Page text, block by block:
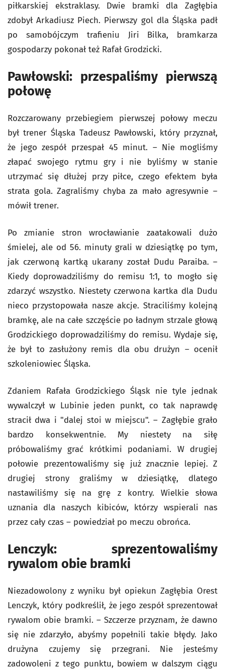
piłkarskiej ekstraklasy. Dwie bramki dla Zagłębia
zdobył Arkadiusz Piech. Pierwszy gol dla Śląska padł
po samobójczym trafieniu Jiri Bilka, bramkarza
gospodarzy pokonał też Rafał Grodzicki.
Pawłowski: przespaliśmy pierwszą
połowę
Rozczarowany przebiegiem pierwszej połowy meczu
był trener Śląska Tadeusz Pawłowski, który przyznał,
że jego zespół przespał 45 minut. – Nie mogliśmy
złapać swojego rytmu gry i nie byliśmy w stanie
utrzymać się dłużej przy piłce, czego efektem była
strata gola. Zagraliśmy chyba za mało agresywnie –
mówił trener.
Po zmianie stron wrocławianie zaatakowali dużo
śmielej, ale od 56. minuty grali w dziesiątkę po tym,
jak czerwoną kartką ukarany został Dudu Paraiba. –
Kiedy doprowadziliśmy do remisu 1:1, to mogło się
zdarzyć wszystko. Niestety czerwona kartka dla Dudu
nieco przystopowała nasze akcje. Straciliśmy kolejną
bramkę, ale na całe szczęście po ładnym strzale głową
Grodzickiego doprowadziliśmy do remisu. Wydaje się,
że był to zasłużony remis dla obu drużyn – ocenił
szkoleniowiec Śląska.
Zdaniem Rafała Grodzickiego Śląsk nie tyle jednak
wywalczył w Lubinie jeden punkt, co tak naprawdę
stracił dwa i "dalej stoi w miejscu". – Zagłębie grało
bardzo konsekwentnie. My niestety na siłę
próbowaliśmy grać krótkimi podaniami. W drugiej
połowie prezentowaliśmy się już znacznie lepiej. Z
drugiej strony graliśmy w dziesiątkę, dlatego
nastawiliśmy się na grę z kontry. Wielkie słowa
uznania dla naszych kibiców, którzy wspierali nas
przez cały czas – powiedział po meczu obrońca.
Lenczyk: sprezentowaliśmy
rywalom obie bramki
Niezadowolony z wyniku był opiekun Zagłębia Orest
Lenczyk, który podkreślił, że jego zespół sprezentował
rywalom obie bramki. – Szczerze przyznam, że dawno
się nie zdarzyło, abyśmy popełnili takie błędy. Jako
drużyna czujemy się przegrani. Nie jesteśmy
zadowoleni z tego punktu, bowiem w dalszym ciągu